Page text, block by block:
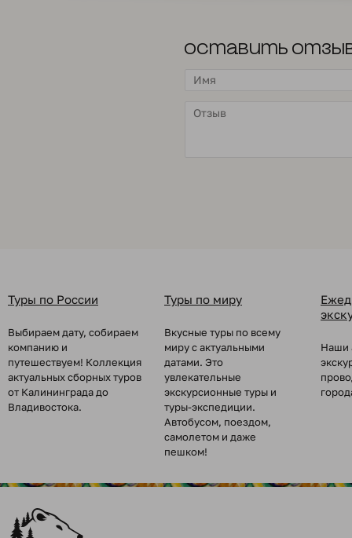
Оставить
Туры по России
Выбираем дату, собираем
компанию и
путешествуем! Коллекция
актуальных сборных туров
от Калининграда до
Владивостока.
Туры по миру
Вкусные туры по всему
миру с актуальными
датами. Это
увлекательные
экскурсионные туры и
туры-экспедиции.
Автобусом, поездом,
самолетом и даже
пешком!
Наши